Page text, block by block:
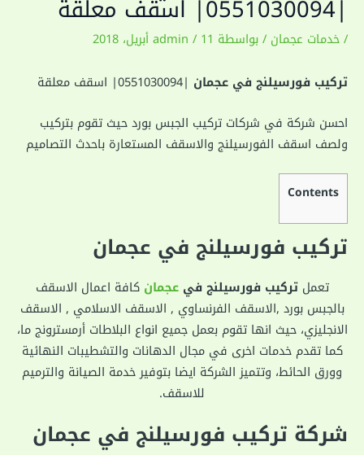
|0551030094| اسقف معلقة
/خدمات عجمان / بواسطة admin / 11 أبريل، 2018
تركيب فورسيلنج في عجمان |0551030094| اسقف معلقة
احسن شركة في شركات تركيب الجبس بورد حيث تقوم بتركيب
ولصف اسقف الفورسيلنج والاسقف المستعارة باحدث التصاميم
Contents
تركيب فورسيلنج في عجمان
تعملتركيب فورسيلنج فيعجمان كافة اعمال الاسقف
بالجبس بورد ,الاسقف الفرنساوي , الاسقف الاسلامي , الاسقف
الانجليزي، حيث انها تقوم بعمل جميع انواع البلاطات أرمسترونج ما،
كما تقدم خدمات اخرى في مجال الدهانات والتشطيبات النهائية
وورق الحائط، وتتميز الشركة ايضا بتوفير خدمة الصيانة والترميم
للاسقف.
شركة تركيب فورسيلنج في عجمان